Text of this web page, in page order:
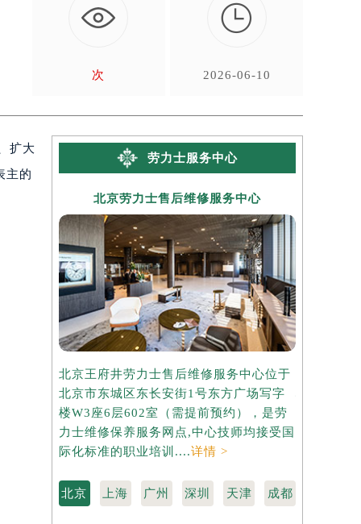
次

2026-06-10
扩大
主的
劳力士服务中心
北京劳力士售后维修服务中心
北京王府井劳力士售后维修服务中心位于
北京市东城区东长安街1号东方广场写字
楼W3座6层602室（需提前预约），是劳
力士维修保养服务网点,中心技师均接受国
际化标准的职业培训....详情 >
北京 上海 广州 深圳 天津 成都